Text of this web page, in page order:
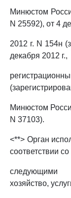
Минюстом
N 25592), от 4
2012 г. N 154н
декабря 2012 г.,
Минюстом
N 37103).
<**> Орган
соответствии со
следующими
хозяйство,